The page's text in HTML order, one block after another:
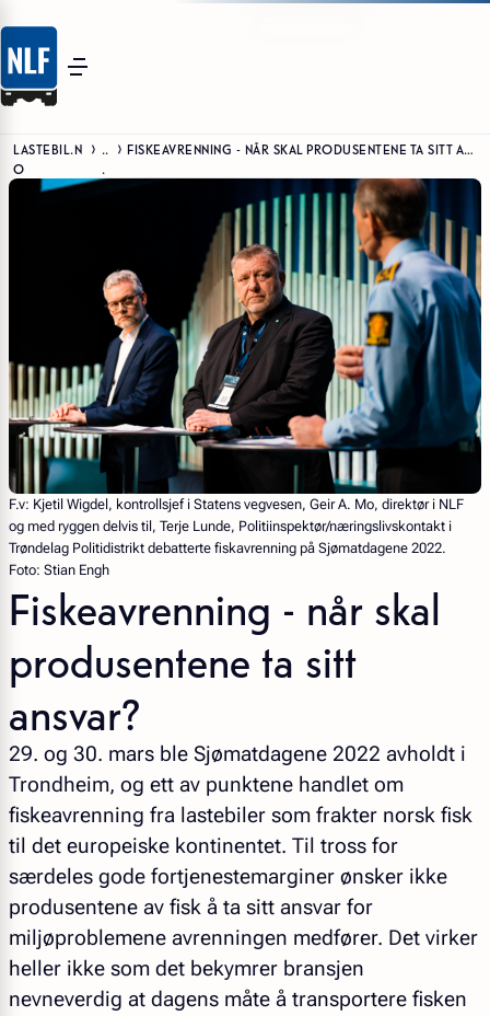
LASTEBIL.N
O
..
.
FISKEAVRENNING - NÅR SKAL PRODUSENTENE TA SITT ANSVAR?
F.v: Kjetil Wigdel, kontrollsjef i Statens vegvesen, Geir A. Mo, direktør i NLF
og med ryggen delvis til, Terje Lunde, Politiinspektør/næringslivskontakt i
Trøndelag Politidistrikt debatterte fiskavrenning på Sjømatdagene 2022.
Foto: Stian Engh
Fiskeavrenning - når skal
produsentene ta sitt
ansvar?
29. og 30. mars ble Sjømatdagene 2022 avholdt i
Trondheim, og ett av punktene handlet om
fiskeavrenning fra lastebiler som frakter norsk fisk
til det europeiske kontinentet. Til tross for
særdeles gode fortjenestemarginer ønsker ikke
produsentene av fisk å ta sitt ansvar for
miljøproblemene avrenningen medfører. Det virker
heller ikke som det bekymrer bransjen
nevneverdig at dagens måte å transportere fisken